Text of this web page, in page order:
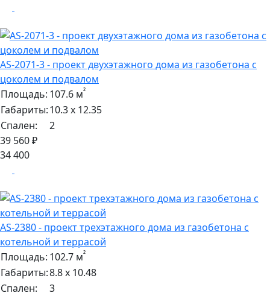
AS-2071-3 - проект двухэтажного дома из газобетона с
цоколем и подвалом
Площадь: 107.6 м²
Габариты:10.3 х 12.35
Спален:
2
39 560 ₽
34 400
AS-2380 - проект трехэтажного дома из газобетона с
котельной и террасой
Площадь: 102.7 м²
Габариты:8.8 х 10.48
Спален:
3